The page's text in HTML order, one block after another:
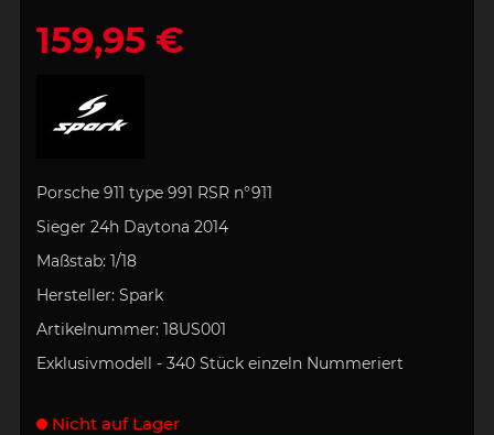
159,95 €
Porsche 911 type 991 RSR n°911
Sieger 24h Daytona 2014
Maßstab: 1/18
Hersteller: Spark
Artikelnummer: 18US001
Exklusivmodell - 340 Stück einzeln Nummeriert
Nicht auf Lager